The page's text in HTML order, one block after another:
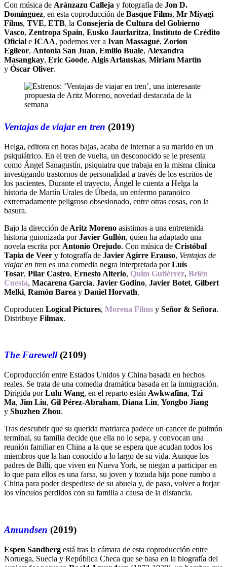
Con música de Aránzazu Calleja y fotografía de Jon D.
Domínguez, en esta coproducción de Basque Films, Mr Miyagi
Films, TVE, ETB, la Consejería de Cultura del Gobierno
Vasco, Zentropa Spain, Eusko Jaurlaritza, Instituto de Crédito
Oficial e ICAA, podemos ver a Ivan Massagué, Zorion
Egileor, Antonia San Juan, Emilio Buale, Alexandra
Masangkay, Eric Goode, Algis Arlauskas, Miriam Martín
y Óscar Oliver.
Ventajas de viajar en tren (2019)
Helga, editora en horas bajas, acaba de internar a su marido en un
psiquiátrico. En el tren de vuelta, un desconocido se le presenta
como Ángel Sanagustín, psiquiatra que trabaja en la misma clínica
investigando trastornos de personalidad a través de los escritos de
los pacientes. Durante el trayecto, Ángel le cuenta a Helga la
historia de Martín Urales de Úbeda, un enfermo paranoico
extremadamente peligroso obsesionado, entre otras cosas, con la
basura.
Bajo la dirección de Aritz Moreno asistimos a una entretenida
historia guionizada porJavier Gullón, quien ha adaptado una
novela escrita por Antonio Orejudo. Con música de Cristóbal
Tapia de Veer y fotografía de Javier Agirre Erauso, Ventajas de
viajar en tren es una comedia negra interpretada porLuis
Tosar, Pilar Castro, Ernesto Alterio, Quim Gutiérrez, Belén
Cuesta, Macarena García, Javier Godino, Javier Botet, Gilbert
Melki, Ramón Barea y Daniel Horvath.
Coproducen Logical Pictures, Morena Films y Señor & Señora.
Distribuye Filmax.
The Farewell(2109)
Coproducción entre Estados Unidos y China basada en hechos
reales. Se trata de una comedia dramática basada en la inmigración.
Dirigida porLulu Wang, en el reparto están Awkwafina, Tzi
Ma, Jim Liu, Gil Pérez-Abraham, Diana Lin, Yongbo Jiang
y Shuzhen Zhou.
Tras descubrir que su querida matriarca padece un cancer de pulmón
terminal, su familia decide que ella no lo sepa, y convocan una
reunión familiar en China a la que se espera que acudan todos los
miembros que la han conocido a lo largo de su vida. Aunque los
padres de Billi, que viven en Nueva York, se niegan a participar en
lo que para ellos es una farsa, su joven y tozuda hija pone rumbo a
China para poder despedirse de su abuela y, de paso, volver a forjar
los vínculos perdidos con su familia a causa de la distancia.
Amundsen (2019)
Espen Sandberg está tras la cámara de esta coproducción entre
Noruega, Suecia y República Checa que se basa en la biografía del